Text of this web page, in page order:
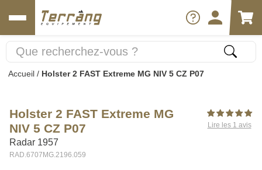
Accueil / Holster 2 FAST Extreme MG NIV 5 CZ P07
Holster 2 FAST Extreme MG
NIV 5 CZ P07
Radar 1957
RAD.6707MG.2196.059
Lire les 1 avis